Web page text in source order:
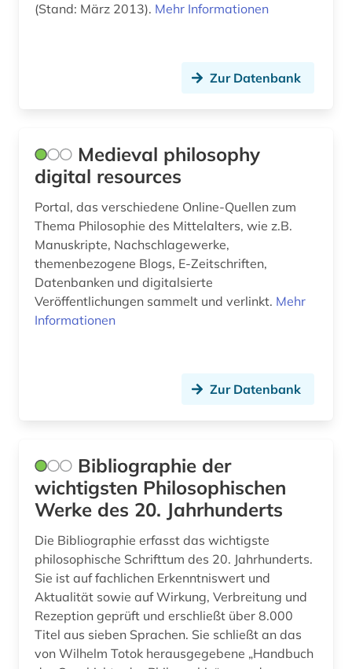
wahrnehmung (1)
welt (1)
weltgeschichte (1)
werke (1)
wirtschaft (3)
wissenschaftsphilosophie (2)
wittgenstein (1)
wörterbuch (24)
wörterbuch (1)
zeitgeschichte (1)
zeitschrift (2)
(Stand: März 2013). Mehr Informationen
Zur Datenbank
Medieval philosophy
digital resources
Portal, das verschiedene Online-Quellen zum
Thema Philosophie des Mittelalters, wie z.B.
Manuskripte, Nachschlagewerke,
themenbezogene Blogs, E-Zeitschriften,
Datenbanken und digitalsierte
Veröffentlichungen sammelt und verlinkt. Mehr
Informationen
Zur Datenbank
Bibliographie der
wichtigsten Philosophischen
Werke des 20. Jahrhunderts
Die Bibliographie erfasst das wichtigste
philosophische Schrifttum des 20. Jahrhunderts.
Sie ist auf fachlichen Erkenntniswert und
Aktualität sowie auf Wirkung, Verbreitung und
Rezeption geprüft und erschließt über 8.000
Titel aus sieben Sprachen. Sie schließt an das
von Wilhelm Totok herausgegebene „Handbuch